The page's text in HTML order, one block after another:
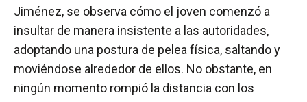
Jiménez, se observa cómo el joven comenzó a
insultar de manera insistente a las autoridades,
adoptando una postura de pelea física, saltando y
moviéndose alrededor de ellos. No obstante, en
ningún momento rompió la distancia con los